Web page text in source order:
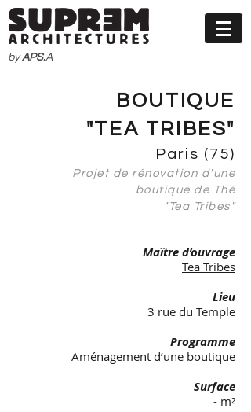
byAPS.A
BOUTIQUE
"TEA TRIBES"
Paris (75)
Projet de rénovation d'une
boutique de Thé
"Tea Tribes"
Maître d’ouvrage
Tea Tribes
Lieu
3 rue du Temple
Programme
Aménagement d’une boutique
Surface
- m²